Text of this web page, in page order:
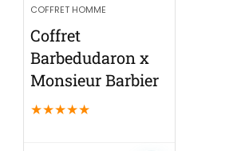
COFFRET HOMME
Coffret
Barbedudaron x
Monsieur Barbier
★★★★★